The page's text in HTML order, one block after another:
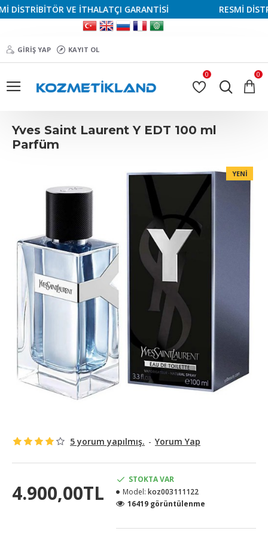
VE İTHALATÇI GARANTİSİ RESMİ
GIRIŞ YAP KAYIT OL
0 0
Yves Saint Laurent Y EDT 100 ml
Parfüm
YENI
5 yorum yapılmış. - Yorum Yap
4.900,00TL
STOKTA VAR
Model: koz003111122
16419 görüntülenme